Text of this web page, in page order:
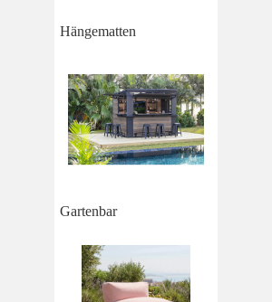
Hängematten
Gartenbar